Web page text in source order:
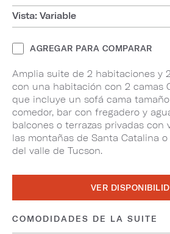
Vista: Variable
AGREGAR PARA COMPARAR
Amplia suite de 2 habitaciones y
con una habitación con 2 camas
que incluye un sofá cama
comedor, bar con fregadero y
balcones o terrazas privadas con
las montañas de Santa Catalina
del valle de Tucson.
VER
COMODIDADES DE LA SUITE